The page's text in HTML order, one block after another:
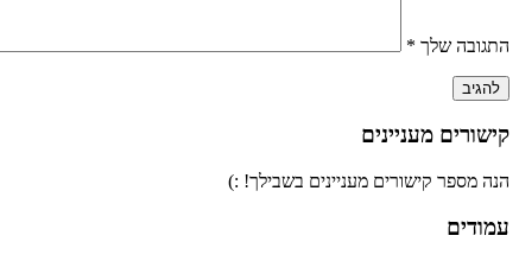
התגובה שלך *
קישורים מעניינים
הנה מספר קישורים מעניינים בשבילך! :)
עמודים